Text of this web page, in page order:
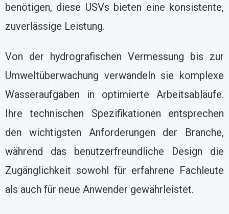
benötigen, diese USVs bieten eine konsistente,
zuverlässige Leistung.
Von der hydrografischen Vermessung bis zur
Umweltüberwachung verwandeln sie komplexe
Wasseraufgaben in optimierte Arbeitsabläufe.
Ihre technischen Spezifikationen entsprechen
den wichtigsten Anforderungen der Branche,
während das benutzerfreundliche Design die
Zugänglichkeit sowohl für erfahrene Fachleute
als auch für neue Anwender gewährleistet.